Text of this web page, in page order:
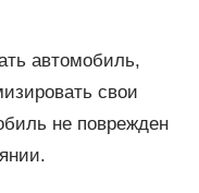
автомобиль,
свои
не поврежден